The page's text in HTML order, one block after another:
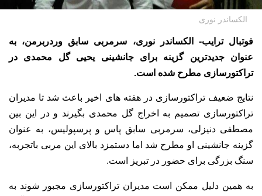
الکساندر نوری
فوتبال ترایب- الکساندر نوری، سرمربی سابق وردربرمن، به
عنوان جدیدترین گزینه برای جانشینی یحیی گل محمدی در
تراکتورسازی مطرح شده است.
نتایج ضعیف تراکتورسازی در هفته های اخیر باعث شد تا مدیران
تراکتورسازی تصمیم به اخراج گل محمدی بگیرند و در این بین
مصطفی دنیزلی، سرمربی سابق پاس و پرسپولیس، به عنوان
گزینه جانشینی او مطرح شد اما دستمزد بالای این مربی باتجربه،
سنگ بزرگی برای حضور در تبریز است.
به همین دلیل ممکن است مدیران تراکتورسازی مجبور شوند به